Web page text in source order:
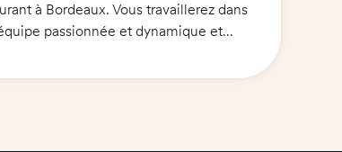
à Bordeaux. Vous travaillerez dans
passionnée et dynamique et
pour nos clients. Vous serez